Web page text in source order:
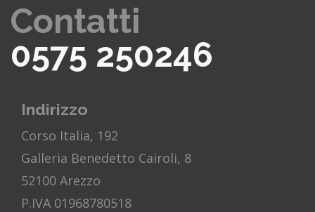
Contatti
0575 250246
Indirizzo
Corso Italia, 192
Galleria Benedetto Cairoli, 8
52100 Arezzo
P.IVA 01968780518